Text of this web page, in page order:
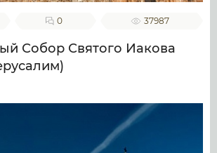
0 37987
Собор Святого Иакова